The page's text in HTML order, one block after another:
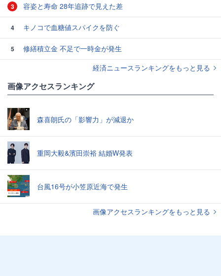
3 容姿と寿命 28年追跡で見えた差
4 キノコで血糖値スパイクを防ぐ
5
修繕積立金 不足で一時金が発生
経済ニュースランキングをもっと見る
画像アクセスランキング
森喜朗氏の「影響力」が減退か
重岡大毅&濱田崇裕 結婚W発表
台風16号が小笠原近海で発生
画像アクセスランキングをもっと見る